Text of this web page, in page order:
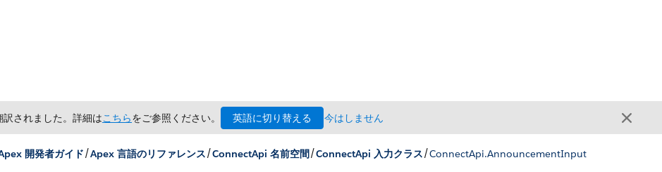
されました。詳細はこちらをご参照ください。 英語に切り替える 今はしません
開発者ガイド/Apex 言語のリファレンス/ConnectApi 名前空間/ConnectApi 入力クラス/ConnectApi.AnnouncementInput